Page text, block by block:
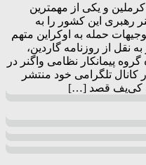
کرملین و یکی از مهمترین
رهبری این کشور را به
حمله به اوکراین متهم
نقل از روزنامه گاردین،
گروه پیمانکار نظامی واگنر در
که در کانال تلگرامی خود منتشر
کی‌یف قصد […]